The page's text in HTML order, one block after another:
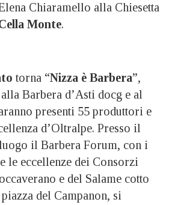
Chiaramello alla Chiesetta
Monte.
torna “Nizza è Barbera”,
Barbera d’Asti docg e al
presenti 55 produttori e
d’Oltralpe. Presso il
il Barbera Forum, con i
le eccellenze dei Consorzi
e del Salame cotto
del Campanon, si